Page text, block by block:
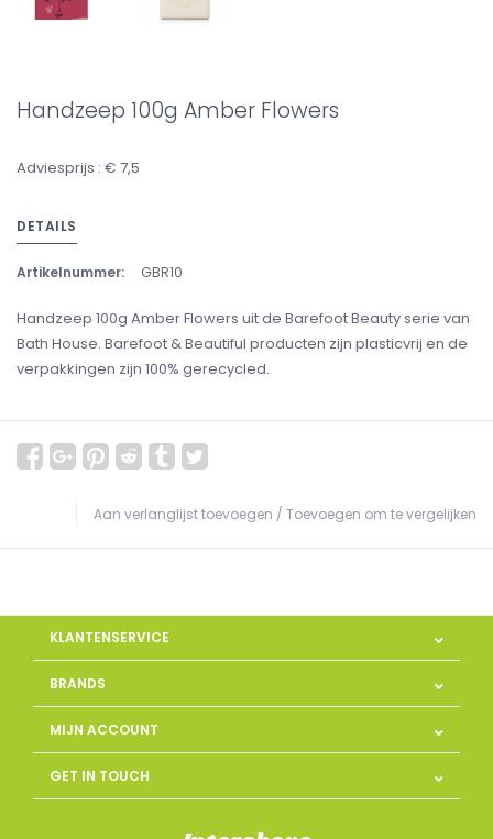
Handzeep 100g Amber Flowers
Adviesprijs : € 7,5
DETAILS
Artikelnummer: GBR10
Handzeep 100g Amber Flowers uit de Barefoot Beauty serie van
Bath House. Barefoot & Beautiful producten zijn plasticvrij en de
verpakkingen zijn 100% gerecycled.
Aan verlanglijst toevoegen / Toevoegen om te vergelijken
KLANTENSERVICE
BRANDS
MIJN ACCOUNT
GET IN TOUCH